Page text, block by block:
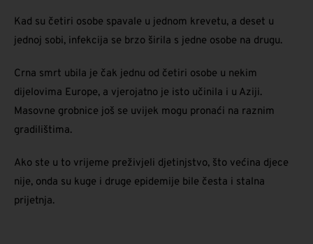
Kad su četiri osobe spavale u jednom krevetu, a deset u
jednoj sobi, infekcija se brzo širila s jedne osobe na drugu.
Crna smrt ubila je čak jednu od četiri osobe u nekim
dijelovima Europe, a vjerojatno je isto učinila i u Aziji.
Masovne grobnice još se uvijek mogu pronaći na raznim
gradilištima.
Ako ste u to vrijeme preživjeli djetinjstvo, što većina djece
nije, onda su kuge i druge epidemije bile česta i stalna
prijetnja.